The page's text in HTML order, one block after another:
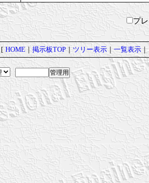
プ
[HOME｜掲示板TOP｜ツリー表示｜一覧表示｜